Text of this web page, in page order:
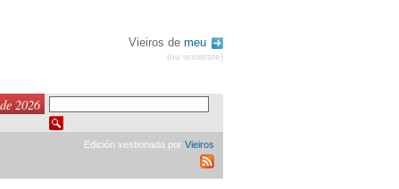
Vieiros de meu
(ou rexistrate)
2026
Edición xestionada por Vieiros